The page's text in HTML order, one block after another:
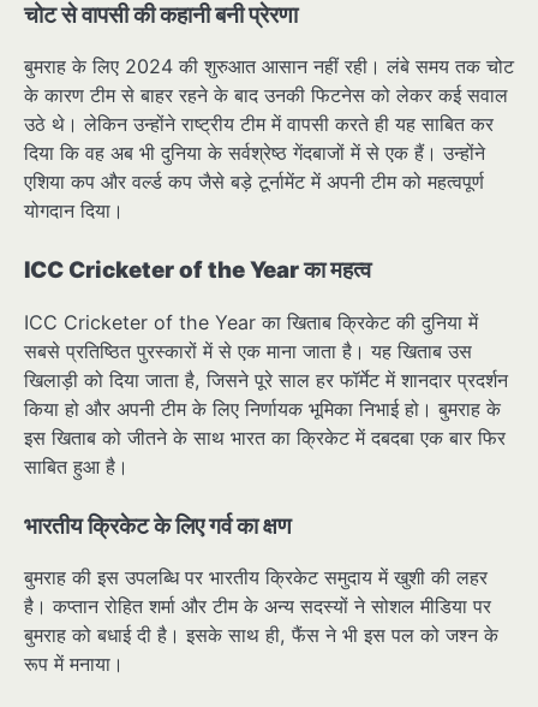
चोट से वापसी की कहानी बनी प्रेरणा
बुमराह के लिए 2024 की शुरुआत आसान नहीं रही। लंबे समय तक चोट
के कारण टीम से बाहर रहने के बाद उनकी फिटनेस को लेकर कई सवाल
उठे थे। लेकिन उन्होंने राष्ट्रीय टीम में वापसी करते ही यह साबित कर
दिया कि वह अब भी दुनिया के सर्वश्रेष्ठ गेंदबाजों में से एक हैं। उन्होंने
एशिया कप और वर्ल्ड कप जैसे बड़े टूर्नामेंट में अपनी टीम को महत्वपूर्ण
योगदान दिया।
ICC Cricketer of the Year का महत्व
ICC Cricketer of the Year का खिताब क्रिकेट की दुनिया में
सबसे प्रतिष्ठित पुरस्कारों में से एक माना जाता है। यह खिताब उस
खिलाड़ी को दिया जाता है, जिसने पूरे साल हर फॉर्मेट में शानदार प्रदर्शन
किया हो और अपनी टीम के लिए निर्णायक भूमिका निभाई हो। बुमराह के
इस खिताब को जीतने के साथ भारत का क्रिकेट में दबदबा एक बार फिर
साबित हुआ है।
भारतीय क्रिकेट के लिए गर्व का क्षण
बुमराह की इस उपलब्धि पर भारतीय क्रिकेट समुदाय में खुशी की लहर
है। कप्तान रोहित शर्मा और टीम के अन्य सदस्यों ने सोशल मीडिया पर
बुमराह को बधाई दी है। इसके साथ ही, फैंस ने भी इस पल को जश्न के
रूप में मनाया।